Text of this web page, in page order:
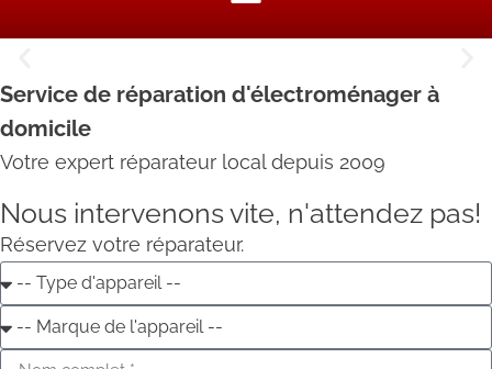
Une réparation parfaite à un prix
parfait
Service de réparation d'électroménager à
domicile
Votre expert réparateur local depuis 2009
Nous intervenons vite, n'attendez pas!
Réservez votre réparateur.